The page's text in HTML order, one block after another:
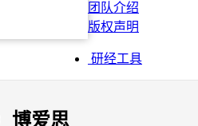
团队介绍
版权声明
研经工具
博爱思